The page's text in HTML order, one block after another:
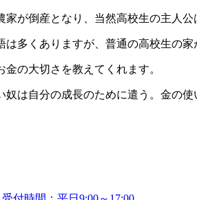
が倒産となり、当然高校生の主人公
多くありますが、普通の高校生の家
の大切さを教えてくれます。
は自分の成長のために遣う。金の使